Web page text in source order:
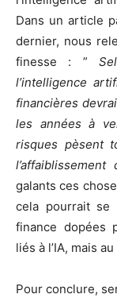
Dans un article
dernier, nous
finesse : ”
l’intelligence
financières
les années à
risques pèsent
galants ces
cela pourrait se
finance dopées
liés à l’IA, mais
Pour conclure,